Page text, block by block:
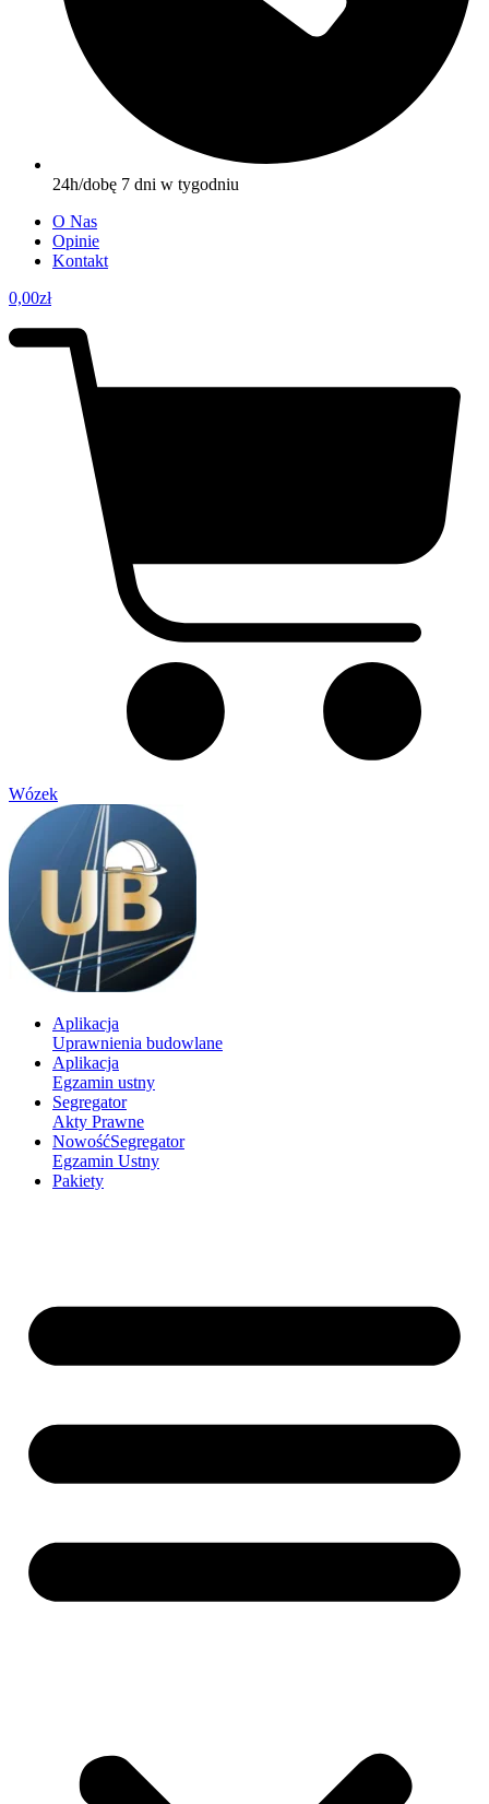
24h/dobę 7 dni w tygodniu
O Nas
Opinie
Kontakt
0,00zł
Wózek
Aplikacja
Uprawnienia budowlane
Aplikacja
Egzamin ustny
Segregator
Akty Prawne
NowośćSegregator
Egzamin Ustny
Pakiety